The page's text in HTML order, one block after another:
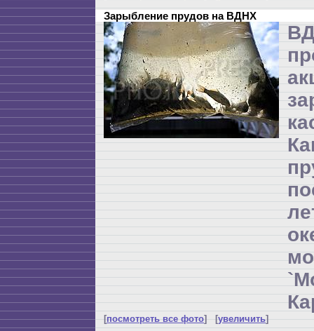
Зарыбление прудов на ВДНХ
[посмотреть все фото] [увеличить]